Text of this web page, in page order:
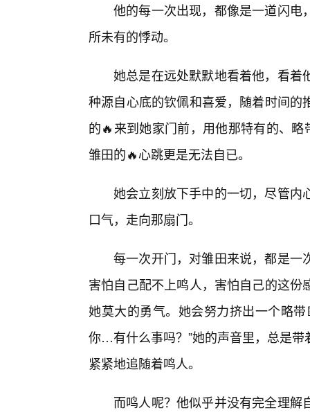
他的每一次出现，都像是一道闪电
所未有的悸动。
她总是在远处默默地看着他，看着
种源自心底的钦佩和喜爱，随着时间
的🔥来到她家门前，用他那特有的、
雏田的🔥心跳更是无法自已。
她会立刻放下手中的一切，尽管内
口气，走向那扇门。
每一次开门，对雏田来说，都是一
害怕自己配不上鸣人，害怕自己的这
她莫大的勇气。她会努力挤出一个略
你…有什么事吗？”她的声音里，总是
紧紧地追随着鸣人。
而鸣人呢？他似乎并没有完全理